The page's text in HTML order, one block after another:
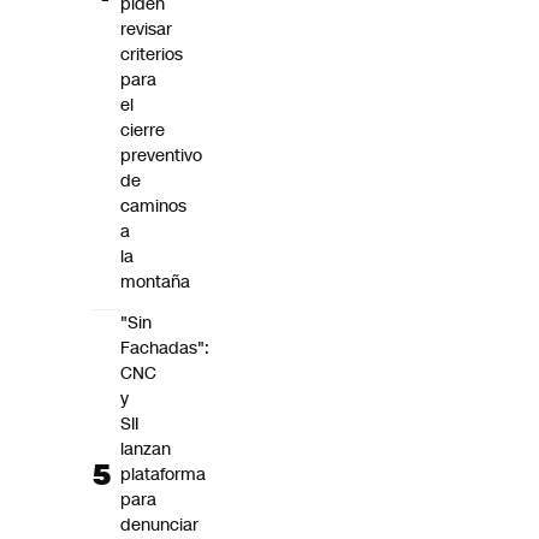
revisar
criterios
para
el
cierre
preventivo
de
caminos
a
la
montaña
"Sin
Fachadas":
CNC
y
SII
lanzan
plataforma
para
denunciar